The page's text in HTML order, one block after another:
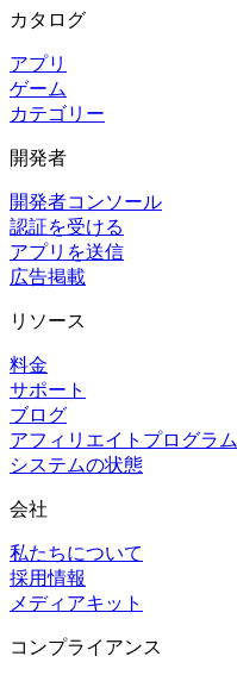
カタログ
アプリ
ゲーム
カテゴリー
開発者
開発者コンソール
認証を受ける
アプリを送信
広告掲載
リソース
料金
サポート
ブログ
アフィリエイトプログラム
システムの状態
会社
私たちについて
採用情報
メディアキット
コンプライアンス